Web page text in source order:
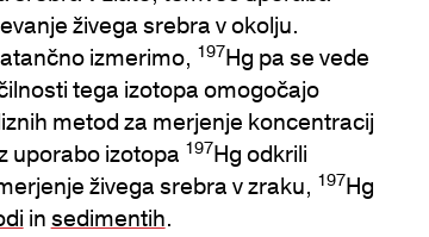
živega srebra v okolju.
izmerimo, 197Hg pa se vede
tega izotopa omogočajo
metod za merjenje koncentracij
uporabo izotopa 197Hg odkrili
živega srebra v zraku, 197Hg
insedimentih.